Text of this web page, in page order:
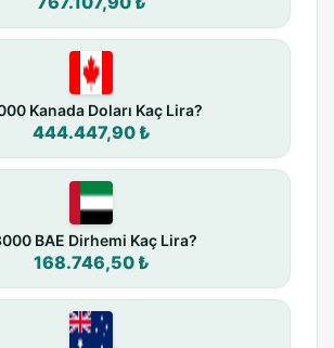
Kanada Doları Kaç Lira?
444.447,90 ₺
BAE Dirhemi Kaç Lira?
168.746,50 ₺